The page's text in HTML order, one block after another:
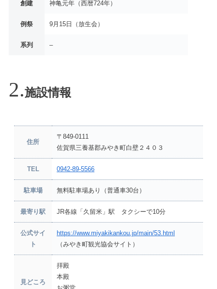
創建 神亀元年（西暦724年）
例祭 9月15日（放生会）
系列 –
施設情報
住所
〒849-0111
佐賀県三養基郡みやき町白壁２４０３
TEL 0942-89-5566
駐車場 無料駐車場あり（普通車30台）
最寄り駅 JR各線「久留米」駅 タクシーで10分
公式サイ
ト
https://www.miyakikankou.jp/main/53.html
（みやき町観光協会サイト）
見どころ
拝殿
本殿